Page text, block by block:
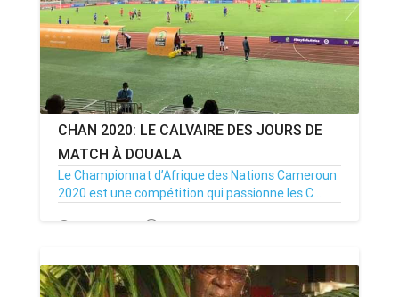
CHAN 2020: LE CALVAIRE DES JOURS DE
MATCH À DOUALA
Le Championnat d’Afrique des Nations Cameroun
2020 est une compétition qui passionne les C...
26/01/21 Par MenouActu 0